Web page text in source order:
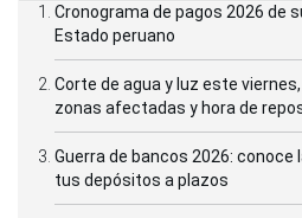
Cronograma de pagos 2026 de
Estado peruano
Corte de agua y luz este
zonas afectadas y hora de
Guerra de bancos 2026:
tus depósitos a plazos